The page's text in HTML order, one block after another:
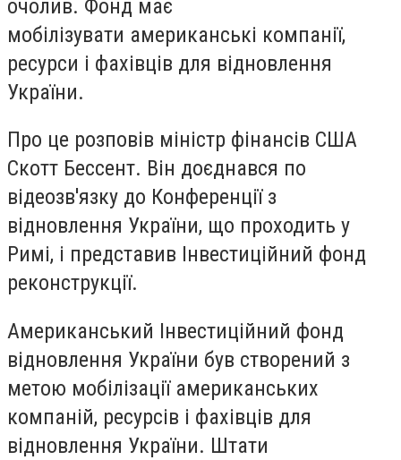
очолив. Фонд має
мобілізувати американські компанії,
ресурси і фахівців для відновлення
України.
Про це розповів міністр фінансів США
Скотт Бессент. Він доєднався по
відеозв'язку до Конференції з
відновлення України, що проходить у
Римі, і представив Інвестиційний фонд
реконструкції.
Американський Інвестиційний фонд
відновлення України був створений з
метою мобілізації американських
компаній, ресурсів і фахівців для
відновлення України. Штати